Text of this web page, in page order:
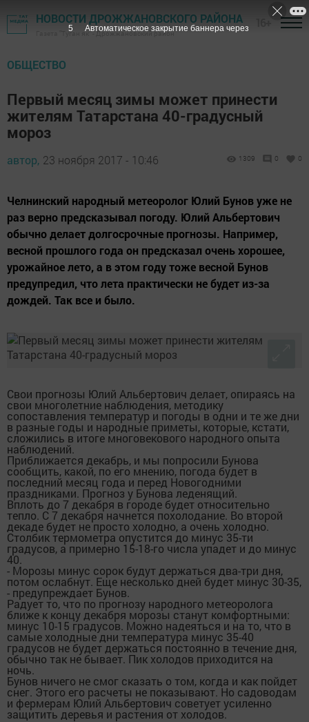
НОВОСТИ ДРОЖЖАНОВСКОГО РАЙОНА
Газета "Туган як" - Дрожжановский район
ОБЩЕСТВО
Первый месяц зимы может принести
жителям Татарстана 40-градусный
мороз
автор, 23 ноября 2017 - 10:46 1309 0 0
Челнинский народный метеоролог Юлий Бунов уже не
раз верно предсказывал погоду. Юлий Альбертович
обычно делает долгосрочные прогнозы. Например,
весной прошлого года он предсказал очень хорошее,
урожайное лето, а в этом году тоже весной Бунов
предупредил, что лета практически не будет из-за
дождей. Так все и было.
Свои прогнозы Юлий Альбертович делает, опираясь на
свои многолетние наблюдения, методику
сопоставления температур и погоды в одни и те же дни
в разные годы и народные приметы, которые, кстати,
сложились в итоге многовекового народного опыта
наблюдений.
Приближается декабрь, и мы попросили Бунова
сообщить, какой, по его мнению, погода будет в
последний месяц года и перед Новогодними
праздниками. Прогноз у Бунова леденящий.
Вплоть до 7 декабря в городе будет относительно
тепло. С 7 декабря начнется похолодание. Во второй
декаде будет не просто холодно, а очень холодно.
Столбик термометра опустится до минус 35-ти
градусов, а примерно 15-18-го числа упадет и до минус
40.
- Морозы минус сорок будут держаться два-три дня,
потом ослабнут. Еще несколько дней будет минус 30-35,
- предупреждает Бунов.
Радует то, что по прогнозу народного метеоролога
ближе к концу декабря морозы станут комфортными:
минус 10-15 градусов. Можно надеяться и на то, что в
самые холодные дни температура минус 35-40
градусов не будет держаться постоянно в течение дня,
обычно так не бывает. Пик холодов приходится на
ночь.
Бунов ничего не смог сказать о том, когда и как пойдет
снег. Этого его расчеты не показывают. Но садоводам
и фермерам Юлий Альбертович советует усиленно
защитить деревья и растения от холодов.
5 Автоматическое закрытие баннера через